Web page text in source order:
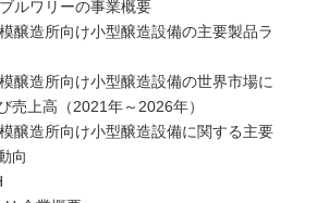
ルワリーの事業概要
醸造所向け小型醸造設備の主要製品ラ
醸造所向け小型醸造設備の世界市場に
売上高（2021年～2026年）
醸造所向け小型醸造設備に関する主要
向